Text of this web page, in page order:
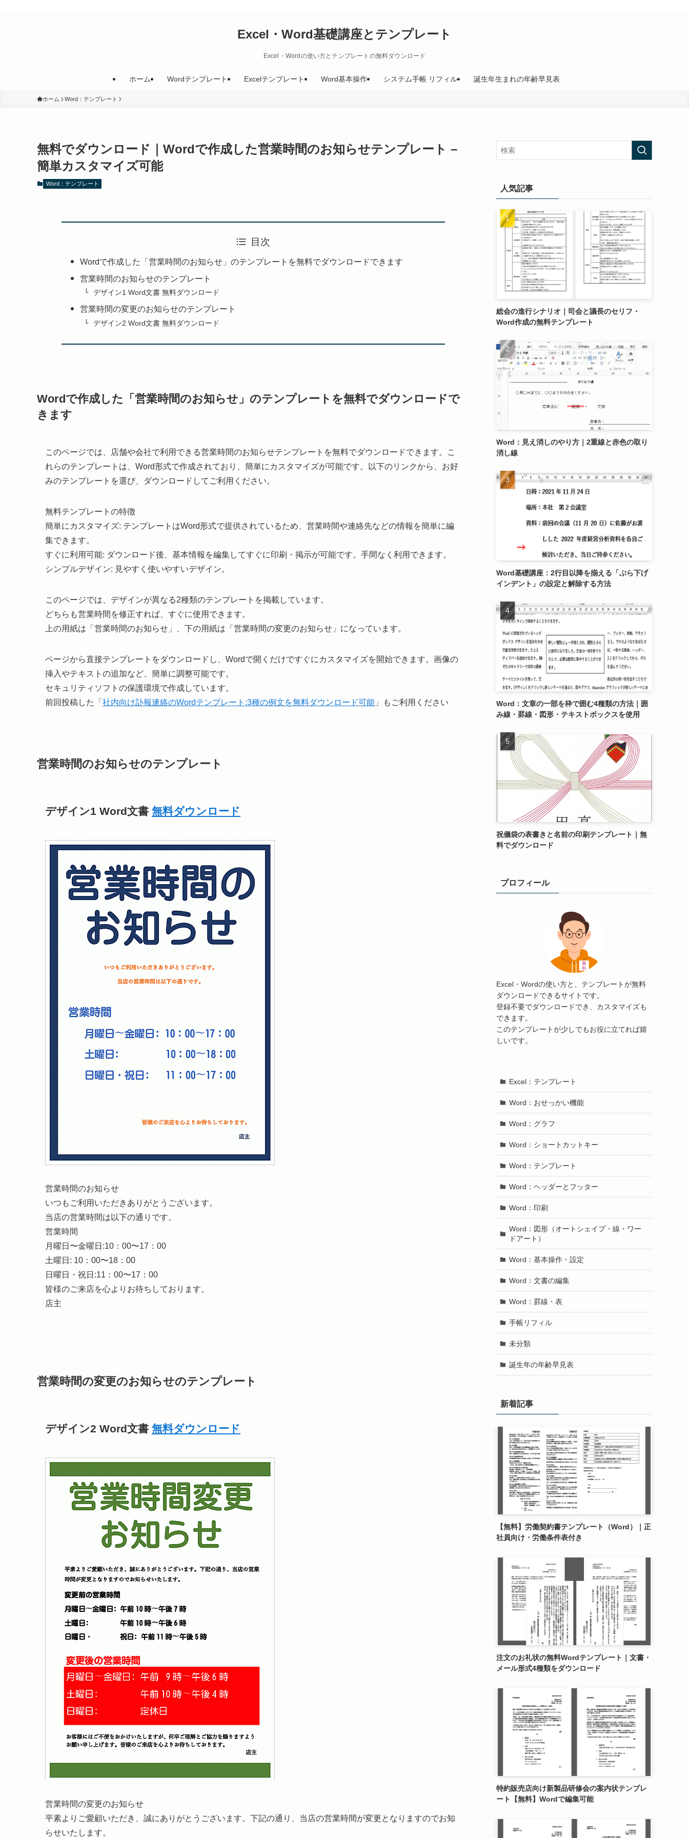
Excel・Word基礎講座とテンプレート
Excel・Wordの使い方とテンプレートの無料ダウンロード
ホーム Wordテンプレート Excelテンプレート Word基本操作 システム手帳 リフィル 誕生年生まれの年齢早見表
ホーム Word：テンプレート
無料でダウンロード｜Wordで作成した営業時間のお知らせテンプレート –
簡単カスタマイズ可能
Word：テンプレート
目次
Wordで作成した「営業時間のお知らせ」のテンプレートを無料でダウンロードできます
営業時間のお知らせのテンプレート
デザイン1 Word文書 無料ダウンロード
営業時間の変更のお知らせのテンプレート
デザイン2 Word文書 無料ダウンロード
Wordで作成した「営業時間のお知らせ」のテンプレートを無料でダウンロードで
きます
このページでは、店舗や会社で利用できる営業時間のお知らせテンプレートを無料でダウンロードできます。こ
れらのテンプレートは、Word形式で作成されており、簡単にカスタマイズが可能です。以下のリンクから、お好
みのテンプレートを選び、ダウンロードしてご利用ください。
無料テンプレートの特徴
簡単にカスタマイズ: テンプレートはWord形式で提供されているため、営業時間や連絡先などの情報を簡単に編
集できます。
すぐに利用可能: ダウンロード後、基本情報を編集してすぐに印刷・掲示が可能です。手間なく利用できます。
シンプルデザイン: 見やすく使いやすいデザイン。
このページでは、デザインが異なる2種類のテンプレートを掲載しています。
どちらも営業時間を修正すれば、すぐに使用できます。
上の用紙は「営業時間のお知らせ」、下の用紙は「営業時間の変更のお知らせ」になっています。
ページから直接テンプレートをダウンロードし、Wordで開くだけですぐにカスタマイズを開始できます。画像の
挿入やテキストの追加など、簡単に調整可能です。
セキュリティソフトの保護環境で作成しています。
前回投稿した「 社内向け訃報連絡のWordテンプレート:3種の例文を無料ダウンロード可能 」もご利用ください
営業時間のお知らせのテンプレート
デザイン1 Word文書 無料ダウンロード
営業時間のお知らせ
いつもご利用いただきありがとうございます。
当店の営業時間は以下の通りです。
営業時間
月曜日〜金曜日:10：00〜17：00
土曜日: 10：00〜18：00
日曜日・祝日:11：00〜17：00
皆様のご来店を心よりお待ちしております。
店主
営業時間の変更のお知らせのテンプレート
デザイン2 Word文書 無料ダウンロード
営業時間の変更のお知らせ
平素よりご愛顧いただき、誠にありがとうございます。下記の通り、当店の営業時間が変更となりますのでお知
らせいたします。
人気記事
総会の進行シナリオ｜司会と議長のセリフ・
Word作成の無料テンプレート
Word：見え消しのやり方｜2重線と赤色の取り
消し線
Word基礎講座：2行目以降を揃える「ぶら下げ
インデント」の設定と解除する方法
Word：文章の一部を枠で囲む4種類の方法｜囲
み線・罫線・図形・テキストボックスを使用
祝儀袋の表書きと名前の印刷テンプレート｜無
料でダウンロード
プロフィール
Excel・Wordの使い方と、テンプレートが無料
ダウンロードできるサイトです。
登録不要でダウンロードでき、カスタマイズも
できます。
このテンプレートが少しでもお役に立てれば嬉
しいです。
Excel：テンプレート
Word：おせっかい機能
Word：グラフ
Word：ショートカットキー
Word：テンプレート
Word：ヘッダーとフッター
Word：印刷
Word：図形（オートシェイプ・線・ワー
ドアート）
Word：基本操作・設定
Word：文書の編集
Word：罫線・表
手帳リフィル
未分類
誕生年の年齢早見表
新着記事
【無料】労働契約書テンプレート（Word）｜正
社員向け・労働条件表付き
注文のお礼状の無料Wordテンプレート｜文書・
メール形式4種類をダウンロード
特約販売店向け新製品研修会の案内状テンプレ
ート【無料】Wordで編集可能